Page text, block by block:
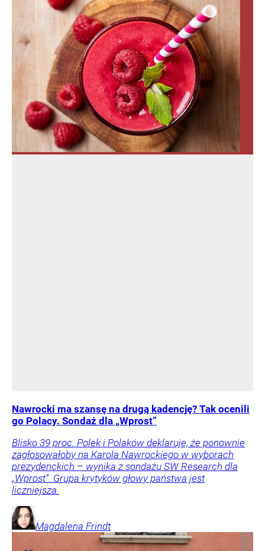
Nawrocki ma szansę na drugą kadencję? Tak ocenili
go Polacy. Sondaż dla „Wprost”
Blisko 39 proc. Polek i Polaków deklaruje, że ponownie
zagłosowałoby na Karola Nawrockiego w wyborach
prezydenckich – wynika z sondażu SW Research dla
„Wprost”. Grupa krytyków głowy państwa jest
liczniejsza.
Magdalena Frindt